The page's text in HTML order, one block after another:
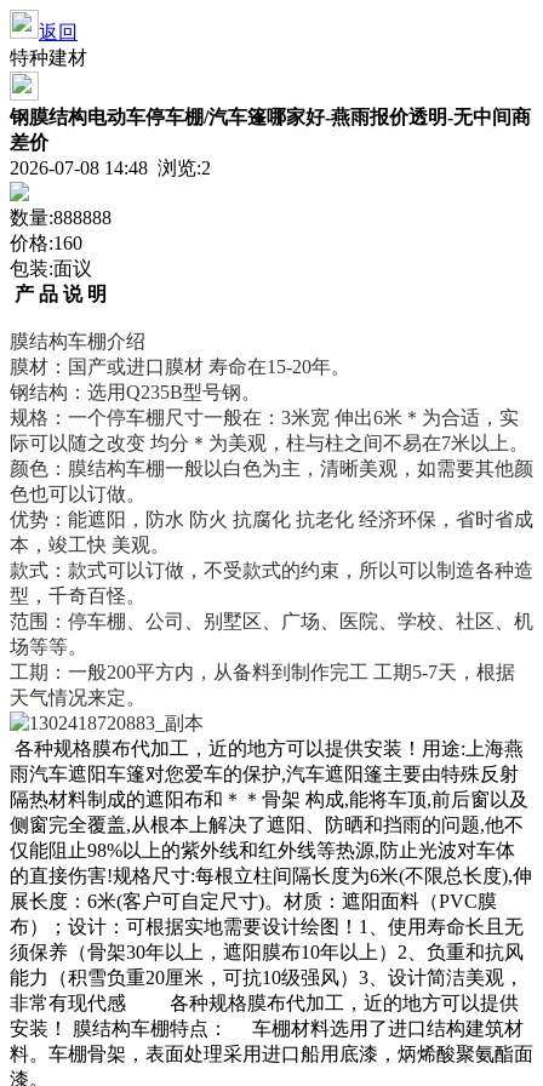
返回
特种建材
钢膜结构电动车停车棚/汽车篷哪家好-燕雨报价透明-无中间商
差价
2026-07-08 14:48 浏览:2
数量:888888
价格:160
包装:面议
产 品 说 明
膜结构车棚介绍
膜材：国产或进口膜材 寿命在15-20年。
钢结构：选用Q235B型号钢。
规格：一个停车棚尺寸一般在： 3米宽 伸出6米＊为合适，实
际可以随之改变 均分＊为美观，柱与柱之间不易在7米以上。
颜色：膜结构车棚一般以白色为主，清晰美观，如需要其他颜
色也可以订做。
优势：能遮阳，防水 防火 抗腐化 抗老化 经济环保，省时省成
本，竣工快 美观。
款式：款式可以订做，不受款式的约束，所以可以制造各种造
型，千奇百怪。
范围：停车棚、公司、别墅区、广场、医院、学校、社区、机
场等等。
工期：一般200平方内，从备料到制作完工 工期5-7天，根据
天气情况来定。
各种规格膜布代加工，近的地方可以提供安装！用途: 上海燕
雨汽车遮阳车篷对您爱车的保护,汽车遮阳篷主要由特殊反射
隔热材料制成的遮阳布和＊＊骨架 构成,能将车顶,前后窗以及
侧窗完全覆盖,从根本上解决了遮阳、防晒和挡雨的问题,他不
仅能阻止98%以上的紫外线和红外线等热源,防止光波对车体
的直接伤害!规格尺寸:每根立柱间隔长度为6米(不限总长度),伸
展长度： 6米(客户可自定尺寸)。材质：遮阳面料（PVC膜
布）；设计：可根据实地需要设计绘图！ 1
、使用寿命长且无
须保养（骨架30年以上，遮阳膜布10年以上） 2 、负重和抗风
能力（积雪负重20厘米，可抗10级强风） 3 、设计简洁美观，
非常有现代感
各种规格膜布代加工，近的地方可以提供
安装！
膜结构车棚特点：
车棚材料选用了进口结构建筑材
料。车棚骨架，表面处理采用进口船用底漆，炳烯酸聚氨酯面
漆。